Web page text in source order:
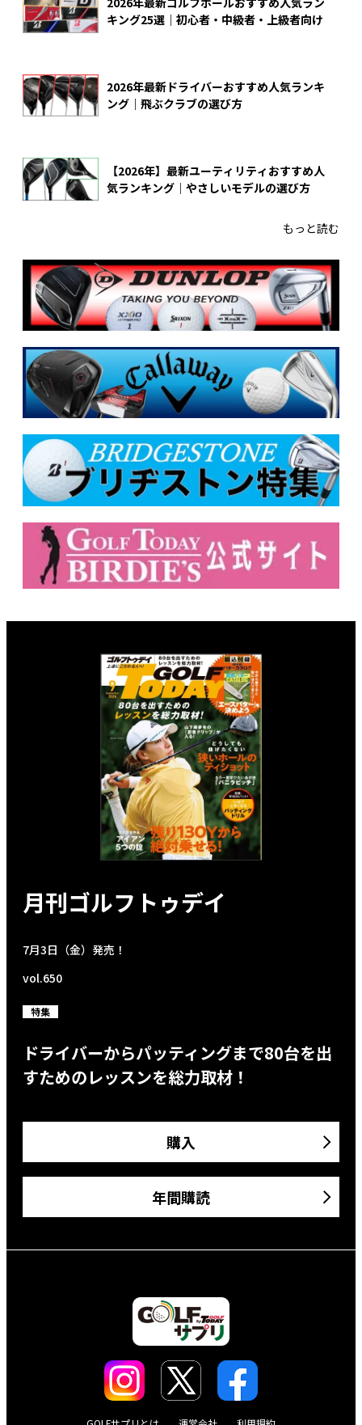
キング25選｜初心者・中級者・上級者向け
2026年最新ドライバーおすすめ人気ランキ
ング｜飛ぶクラブの選び方
【2026年】最新ユーティリティおすすめ人
気ランキング｜やさしいモデルの選び方
もっと読む
月刊ゴルフトゥデイ
7月3日（金）発売！
vol.650
特集
ドライバーからパッティングまで80台を出
すためのレッスンを総力取材！
購入
年間購読